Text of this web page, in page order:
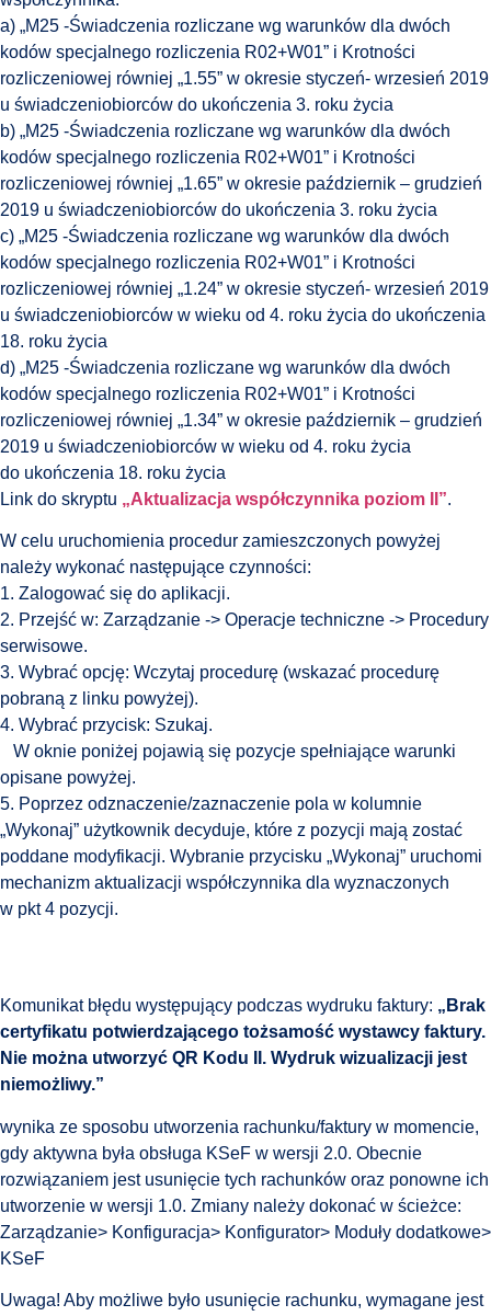
a) „M25 -Świadczenia rozliczane wg warunków dla dwóch
kodów specjalnego rozliczenia R02+W01” i Krotności
rozliczeniowej równiej „1.55” w okresie styczeń- wrzesień 2019
u świadczeniobiorców do ukończenia 3. roku życia
b) „M25 -Świadczenia rozliczane wg warunków dla dwóch
kodów specjalnego rozliczenia R02+W01” i Krotności
rozliczeniowej równiej „1.65” w okresie październik – grudzień
2019 u świadczeniobiorców do ukończenia 3. roku życia
c) „M25 -Świadczenia rozliczane wg warunków dla dwóch
kodów specjalnego rozliczenia R02+W01” i Krotności
rozliczeniowej równiej „1.24” w okresie styczeń- wrzesień 2019
u świadczeniobiorców w wieku od 4. roku życia do ukończenia
18. roku życia
d) „M25 -Świadczenia rozliczane wg warunków dla dwóch
kodów specjalnego rozliczenia R02+W01” i Krotności
rozliczeniowej równiej „1.34” w okresie październik – grudzień
2019 u świadczeniobiorców w wieku od 4. roku życia
do ukończenia 18. roku życia
Link do skryptu „Aktualizacja współczynnika poziom II”.
W celu uruchomienia procedur zamieszczonych powyżej
należy wykonać następujące czynności:
1. Zalogować się do aplikacji.
2. Przejść w: Zarządzanie -> Operacje techniczne -> Procedury
serwisowe.
3. Wybrać opcję: Wczytaj procedurę (wskazać procedurę
pobraną z linku powyżej).
4. Wybrać przycisk: Szukaj.
W oknie poniżej pojawią się pozycje spełniające warunki
opisane powyżej.
5. Poprzez odznaczenie/zaznaczenie pola w kolumnie
„Wykonaj” użytkownik decyduje, które z pozycji mają zostać
poddane modyfikacji. Wybranie przycisku „Wykonaj” uruchomi
mechanizm aktualizacji współczynnika dla wyznaczonych
w pkt 4 pozycji.
Komunikat błędu występujący podczas wydruku faktury: „Brak
certyfikatu potwierdzającego tożsamość wystawcy faktury.
Nie można utworzyć QR Kodu II. Wydruk wizualizacji jest
niemożliwy.”
wynika ze sposobu utworzenia rachunku/faktury w momencie,
gdy aktywna była obsługa KSeF w wersji 2.0. Obecnie
rozwiązaniem jest usunięcie tych rachunków oraz ponowne ich
utworzenie w wersji 1.0. Zmiany należy dokonać w ścieżce:
Zarządzanie> Konfiguracja> Konfigurator> Moduły dodatkowe>
KSeF
Uwaga! Aby możliwe było usunięcie rachunku, wymagane jest